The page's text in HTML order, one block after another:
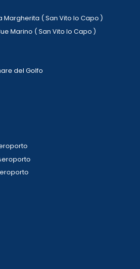
Margherita ( San Vito lo Capo )
Marino ( San Vito lo Capo )
del Golfo